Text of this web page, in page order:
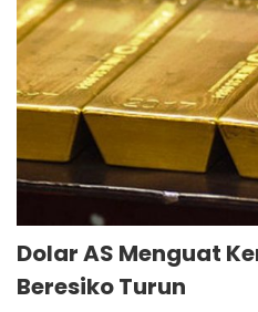
Dolar AS Menguat
Beresiko Turun